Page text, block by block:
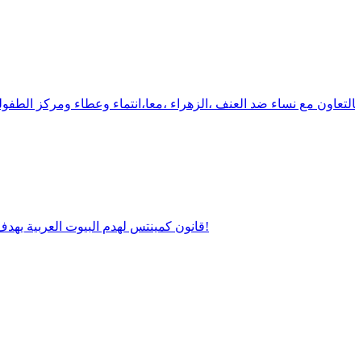
قانون كمينتس لهدم البيوت العربية يهدف الى ضرب الوجود العربي في البلاد واستحداث تقييدات قانونية خطيرة!